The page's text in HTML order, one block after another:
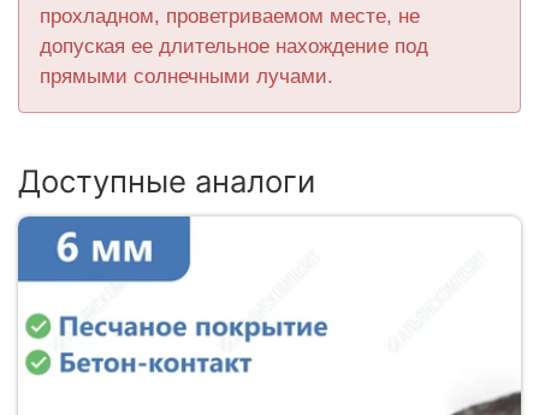
прохладном, проветриваемом месте, не
допуская ее длительное нахождение под
прямыми солнечными лучами.
Доступные аналоги